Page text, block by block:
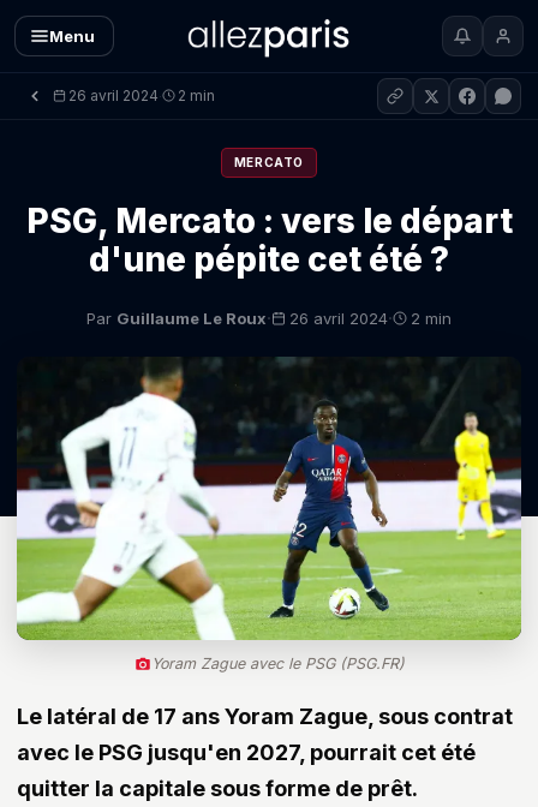
Menu
26 avril 2024· 2 min
MERCATO
PSG, Mercato : vers le départ
d'une pépite cet été ?
Par Guillaume Le Roux· 26 avril 2024· 2 min
Yoram Zague avec le PSG (PSG.FR)
Le latéral de 17 ans Yoram Zague, sous contrat
avec le PSG jusqu'en 2027, pourrait cet été
quitter la capitale sous forme de prêt.